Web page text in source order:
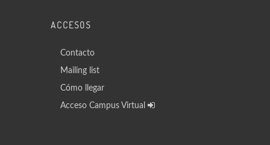
ACCESOS
Contacto
Mailing list
Cómo llegar
Acceso Campus Virtual